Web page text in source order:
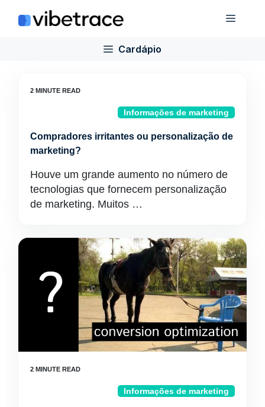
para
Cardápio
Informações de marketing
Compradores irritantes ou personalização de
marketing?
Houve um grande aumento no número de
tecnologias que fornecem personalização
de marketing. Muitos …
Informações de marketing